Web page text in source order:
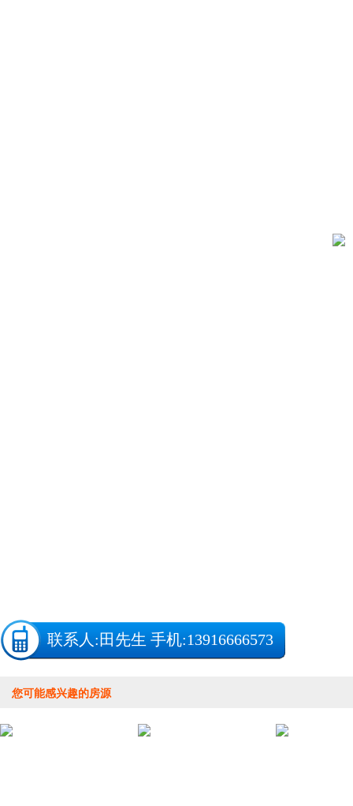
联系人: 田先生 手机:13916666573
您可能感兴趣的房源